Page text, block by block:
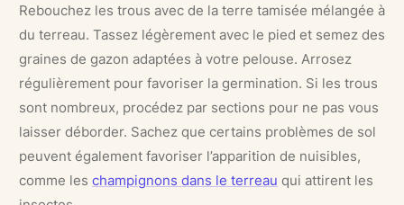
Rebouchez les trous avec de la terre tamisée mélangée à
du terreau. Tassez légèrement avec le pied et semez des
graines de gazon adaptées à votre pelouse. Arrosez
régulièrement pour favoriser la germination. Si les trous
sont nombreux, procédez par sections pour ne pas vous
laisser déborder. Sachez que certains problèmes de sol
peuvent également favoriser l’apparition de nuisibles,
comme les champignons dans le terreau qui attirent les